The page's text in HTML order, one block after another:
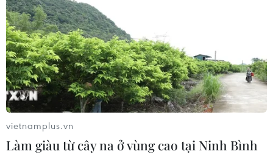
04/08/2026 06:06
Chuẩn bị khởi công tuyến đường
gom đầu tiên của dự án Vành đai 4
TP Hồ Chí Minh
04/08/2026 04:14
APEC 2027: Chi tiết
vietnamplus.vn
Làm giàu từ cây na ở vùng cao tại Ninh Bình